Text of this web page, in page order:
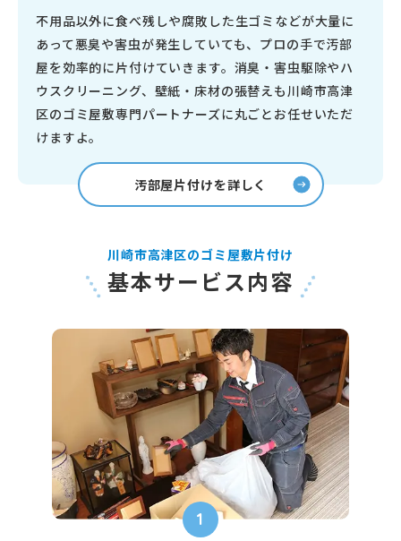
不用品以外に食べ残しや腐敗した生ゴミなどが大量に
あって悪臭や害虫が発生していても、プロの手で汚部
屋を効率的に片付けていきます。消臭・害虫駆除やハ
ウスクリーニング、壁紙・床材の張替えも川崎市高津
区のゴミ屋敷専門パートナーズに丸ごとお任せいただ
けますよ。
汚部屋片付けを詳しく
川崎市高津区のゴミ屋敷片付け
基本サービス内容
1